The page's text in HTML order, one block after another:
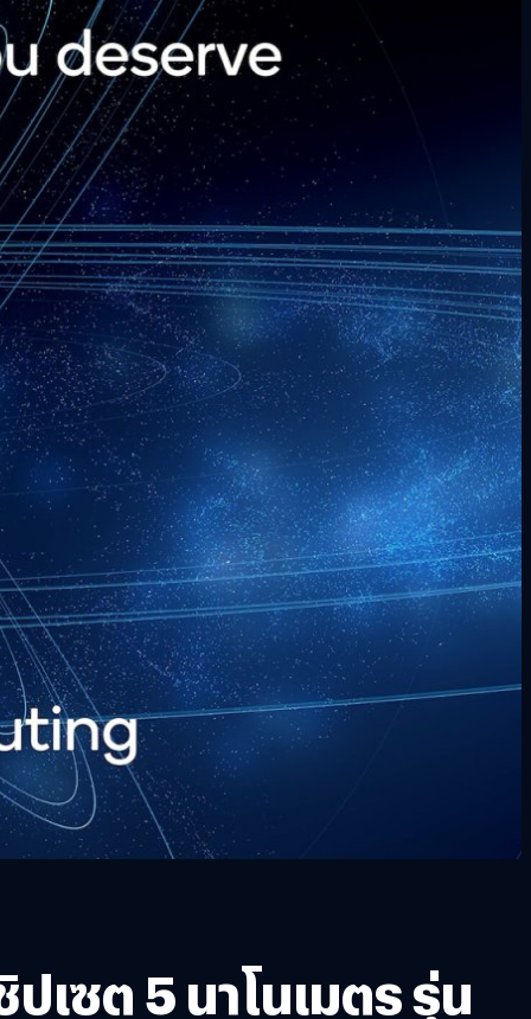
เซต 5 นาโนเมตร รุ่น